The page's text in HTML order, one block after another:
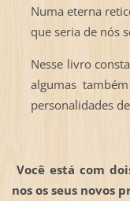
Numa eterna
que seria de nós
Nesse livro
algumas
personalidades
Você está com
nos os seus novos